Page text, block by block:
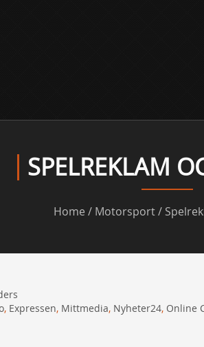
SPELREKLAM
Home / Motorsport/
, Expressen, Mittmedia, Nyheter24, Online